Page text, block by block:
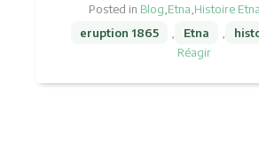
Posted in Blog Etna Histoire Etna
eruption 1865
Etna
Réagir